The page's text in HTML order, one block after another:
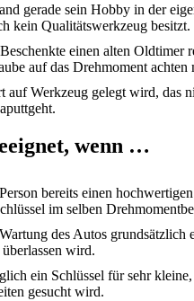
gerade sein Hobby in der
kein Qualitätswerkzeug besitzt.
einen alten Oldtimer
auf das Drehmoment achten
auf Werkzeug gelegt wird, das
wenn …
bereits einen hochwertigen
im selben
des Autos grundsätzlich
wird.
ein Schlüssel für sehr
gesucht wird.